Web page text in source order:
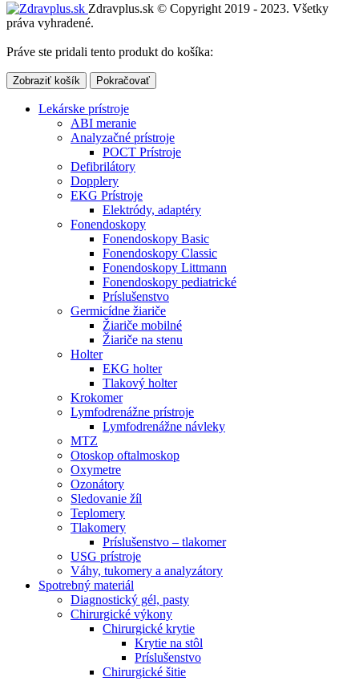
Zdravplus.sk © Copyright 2019 - 2023. Všetky
práva vyhradené.
Práve ste pridali tento produkt do košíka:
Zobraziť košík Pokračovať
Lekárske prístroje
ABI meranie
Analyzačné prístroje
POCT Prístroje
Defibrilátory
Dopplery
EKG Prístroje
Elektródy, adaptéry
Fonendoskopy
Fonendoskopy Basic
Fonendoskopy Classic
Fonendoskopy Littmann
Fonendoskopy pediatrické
Príslušenstvo
Germicídne žiariče
Žiariče mobilné
Žiariče na stenu
Holter
EKG holter
Tlakový holter
Krokomer
Lymfodrenážne prístroje
Lymfodrenážne návleky
MTZ
Otoskop oftalmoskop
Oxymetre
Ozonátory
Sledovanie žíl
Teplomery
Tlakomery
Príslušenstvo – tlakomer
USG prístroje
Váhy, tukomery a analyzátory
Spotrebný materiál
Diagnostický gél, pasty
Chirurgické výkony
Chirurgické krytie
Krytie na stôl
Príslušenstvo
Chirurgické šitie